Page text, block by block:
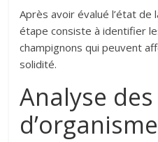
Après avoir évalué l’état de
étape consiste à identifier
champignons qui peuvent
solidité.
Analyse